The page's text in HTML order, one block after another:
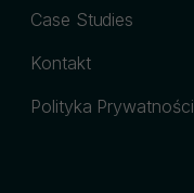
Case Studies
Kontakt
Polityka Prywatności